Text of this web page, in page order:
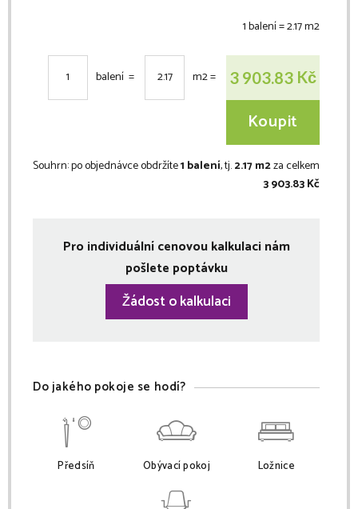
1 balení =2.17m2
balení = m2= 3 903.83 Kč
Koupit
Souhrn:po objednávce obdržíte1 balení, tj.2.17 m2za celkem
3 903.83 Kč
Pro individuální cenovou kalkulaci nám
pošlete poptávku
Žádost o kalkulaci
Do jakého pokoje se hodí?
Předsíň Obývací pokoj Ložnice